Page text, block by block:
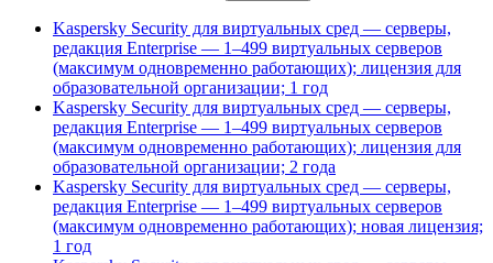
Kaspersky Security для виртуальных сред — серверы,
редакция Enterprise — 1–499 виртуальных серверов
(максимум одновременно работающих); лицензия для
образовательной организации; 1 год
Kaspersky Security для виртуальных сред — серверы,
редакция Enterprise — 1–499 виртуальных серверов
(максимум одновременно работающих); лицензия для
образовательной организации; 2 года
Kaspersky Security для виртуальных сред — серверы,
редакция Enterprise — 1–499 виртуальных серверов
(максимум одновременно работающих); новая лицензия;
1 год